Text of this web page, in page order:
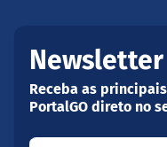
Newsletter
Receba as
PortalGO direto no
Seu nome